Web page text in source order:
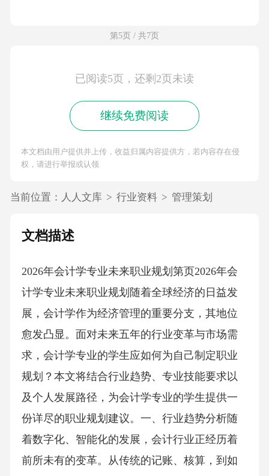
第5页 / 共7页
已阅读5页，还剩2页未读
继续免费阅读
本文档由用户提供并上传，收益归属内容提供方，若内容存在侵
权，请进行举报或认领
当前位置： 人人文库 > 行业资料 > 管理策划
文档描述
2026年会计学专业未来职业规划第页2026年会
计学专业未来职业规划随着全球经济的日益发
展，会计学作为经济管理的重要分支，其地位
愈发凸显。面对未来五年的行业变革与市场需
求，会计学专业的学生应如何为自己制定职业
规划？本文将结合行业趋势、专业技能要求以
及个人发展路径，为会计学专业的学生提供一
份详尽的职业规划建议。一、行业趋势分析随
着数字化、智能化的发展，会计行业正经历着
前所未有的变革。从传统的记账、核算，到如